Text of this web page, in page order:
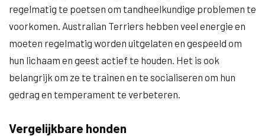
regelmatig te poetsen om tandheelkundige problemen te
voorkomen. Australian Terriers hebben veel energie en
moeten regelmatig worden uitgelaten en gespeeld om
hun lichaam en geest actief te houden. Het is ook
belangrijk om ze te trainen en te socialiseren om hun
gedrag en temperament te verbeteren.
Vergelijkbare honden